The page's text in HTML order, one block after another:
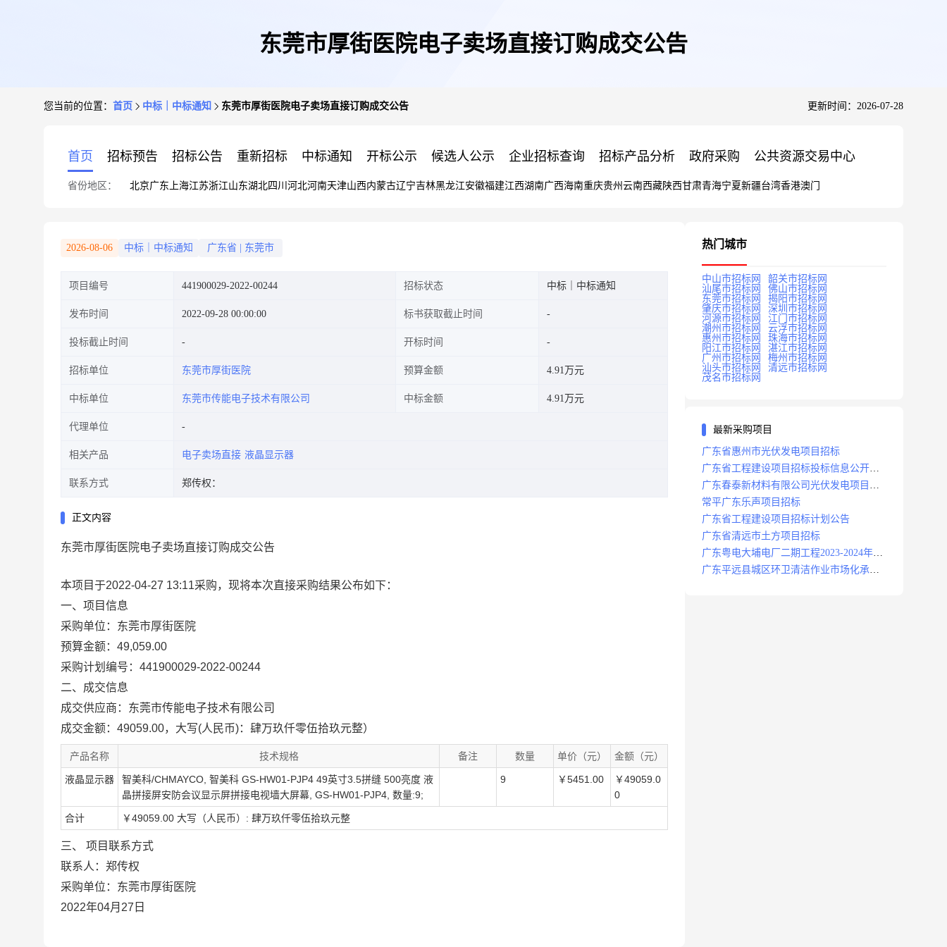
东莞市厚街医院电子卖场直接订购成交公告
您当前的位置： 首页 中标｜中标通知 东莞市厚街医院电子卖场直接订购成交公告 更新时间：2026-07-28
首页 招标预告 招标公告 重新招标 中标通知 开标公示 候选人公示 企业招标查询 招标产品分析 政府采购 公共资源交易中心
省份地区： 北京广东 上海江苏浙江山东湖北四川 河北河南天津山西内蒙古辽宁吉林黑龙江安徽福建江西湖南广西海南重庆贵州 云南西藏陕西甘肃青海宁夏新疆台湾香港澳门
2026-08-06 中标｜中标通知 广东省 东莞市
项目编号 441900029-2022-00244 招标状态 中标｜中标通知
发布时间 2022-09-28 00:00:00 标书获取截止时间
投标截止时间 开标时间
招标单位 东莞市厚街医院 预算金额 4.91万元
中标单位 东莞市传能电子技术有限公司 中标金额 4.91万元
代理单位
相关产品 电子卖场直接 液晶显示器
联系方式 郑传权：
正文内容
东莞市厚街医院电子卖场直接订购成交公告
本项目于2022-04-27 13:11采购，现将本次直接采购结果公布如下：
一、项目信息
采购单位：东莞市厚街医院
预算金额：49,059.00
采购计划编号：441900029-2022-00244
二、成交信息
成交供应商：东莞市传能电子技术有限公司
成交金额：49059.00，大写(人民币)：肆万玖仟零伍拾玖元整）
产品名称 技术规格 备注 数量 单价（元） 金额（元）
液晶显示器
智美科/CHMAYCO, 智美科 GS-HW01-PJP4 49英寸3.5拼缝 500亮度 液
晶拼接屏安防会议显示屏拼接电视墙大屏幕, GS-HW01-PJP4, 数量:9;
9 ￥5451.00
￥49059.0
0
合计 ￥49059.00 大写（人民币）: 肆万玖仟零伍拾玖元整
三、 项目联系方式
联系人：郑传权
采购单位：东莞市厚街医院
2022年04月27日
热门城市
中山市招标网
韶关市招标网
汕尾市招标网
佛山市招标网
东莞市招标网
揭阳市招标网
肇庆市招标网
深圳市招标网
河源市招标网
江门市招标网
潮州市招标网
云浮市招标网
惠州市招标网
珠海市招标网
阳江市招标网
湛江市招标网
广州市招标网
梅州市招标网
汕头市招标网
清远市招标网
茂名市招标网
最新采购项目
广东省惠州市光伏发电项目招标
广东省工程建设项目招标投标信息公开目
录
广东春泰新材料有限公司光伏发电项目招
标
常平广东乐声项目招标
广东省工程建设项目招标计划公告
广东省清远市土方项目招标
广东粤电大埔电厂二期工程2023-2024年度
安保服务项目招标公告
广东平远县城区环卫清洁作业市场化承包